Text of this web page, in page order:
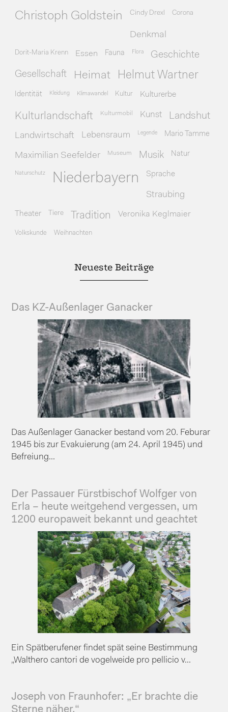
Christoph Goldstein Cindy Drexl Corona
Denkmal
Dorit-Maria Krenn Essen Fauna Flora Geschichte
Gesellschaft Heimat Helmut Wartner
Identität Kleidung Klimawandel Kultur Kulturerbe
Kulturlandschaft Kulturmobil Kunst Landshut
Landwirtschaft Lebensraum Legende Mario Tamme
Maximilian Seefelder Museum Musik Natur
Naturschutz Niederbayern Sprache
Straubing
Theater Tiere Tradition Veronika Keglmaier
Volkskunde Weihnachten
Neueste Beiträge
Das KZ-Außenlager Ganacker
Das Außenlager Ganacker bestand vom 20. Feburar
1945 bis zur Evakuierung (am 24. April 1945) und
Befreiung...
Der Passauer Fürstbischof Wolfger von
Erla – heute weitgehend vergessen, um
1200 europaweit bekannt und geachtet
Ein Spätberufener findet spät seine Bestimmung
„Walthero cantori de vogelweide pro pellicio v...
Joseph von Fraunhofer: „Er brachte die
Sterne näher.“